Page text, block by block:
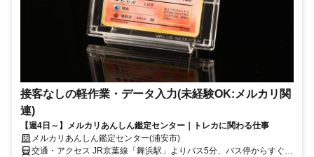
接客なしの軽作業・データ入力(未経験OK:メルカリ関
連)
【週4日～】メルカリあんしん鑑定センター｜トレカに関わる仕事
メルカリあんしん鑑定センター(浦安市)
交通・アクセス JR京葉線「舞浜駅」よりバス5分、バス停からすぐ徒